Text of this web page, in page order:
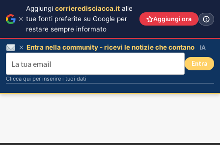
Aggiungi corrieredisciacca.it alle
tue fonti preferite su Google per
restare sempre informato
Aggiungi ora
Entra nella community - ricevi le notizie che contano IA
Entra
Clicca qui per inserire i tuoi dati